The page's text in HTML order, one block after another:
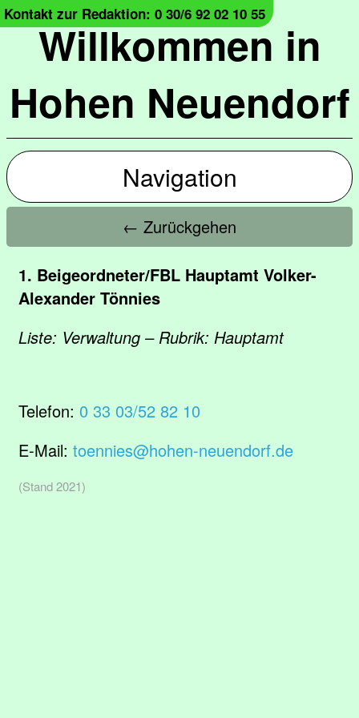
Willkommen in
Hohen Neuendorf
Kontakt zur Redaktion: 0 30/6 92 02 10 55
Navigation
← Zurückgehen
1. Beigeordneter/FBL Hauptamt Volker-
Alexander Tönnies
Liste: Verwaltung – Rubrik: Hauptamt
Telefon: 0 33 03/52 82 10
E-Mail: toennies@hohen-neuendorf.de
(Stand 2021)